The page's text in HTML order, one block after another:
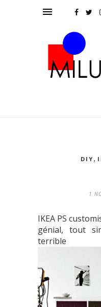
DIY ,
1
IKEA PS
génial, tout
terrible